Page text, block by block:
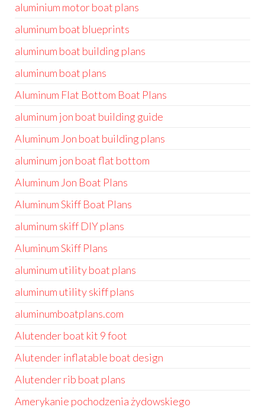
aluminium motor boat plans
aluminum boat blueprints
aluminum boat building plans
aluminum boat plans
Aluminum Flat Bottom Boat Plans
aluminum jon boat building guide
Aluminum Jon boat building plans
aluminum jon boat flat bottom
Aluminum Jon Boat Plans
Aluminum Skiff Boat Plans
aluminum skiff DIY plans
Aluminum Skiff Plans
aluminum utility boat plans
aluminum utility skiff plans
aluminumboatplans.com
Alutender boat kit 9 foot
Alutender inflatable boat design
Alutender rib boat plans
Amerykanie pochodzenia żydowskiego